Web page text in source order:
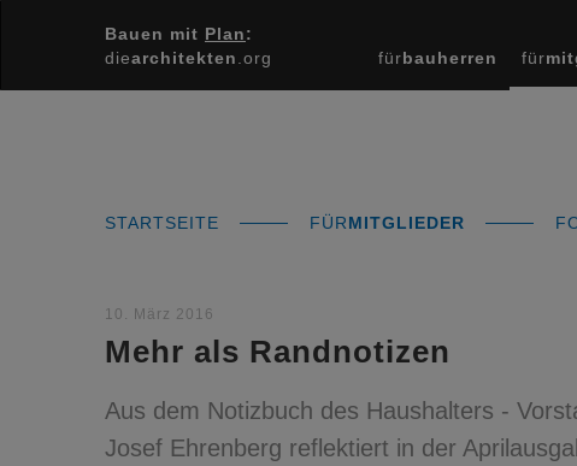
Bauen mit Plan:
diearchitekten .org fürbauherren für
STARTSEITE FÜRMITGLIEDER
10. März 2016
Mehr als Randnotizen
Aus dem Notizbuch des Haushalters -
Josef Ehrenberg reflektiert in der